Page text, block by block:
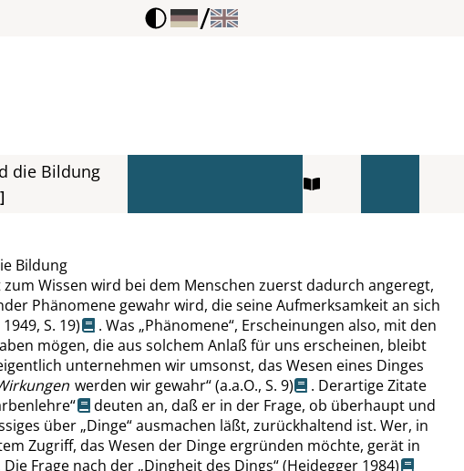
/
die Bildung
Bildung
zum Wissen wird bei dem Menschen zuerst dadurch angeregt,
Phänomene gewahr wird, die seine Aufmerksamkeit an sich
1949, S. 19) . Was „Phänomene“, Erscheinungen also, mit den
mögen, die aus solchem Anlaß für uns erscheinen, bleibt
unternehmen wir umsonst, das Wesen eines Dinges
werden wir gewahr“ (a.a.O., S. 9)
. Derartige Zitate
“
deuten an, daß er in der Frage, ob überhaupt und
über „Dinge“ausmachen läßt, zurückhaltend ist. Wer, in
Zugriff, das Wesen der Dinge ergründen möchte, gerät in
Frage nach der „Dingheit des Dings“(Heidegger 1984)